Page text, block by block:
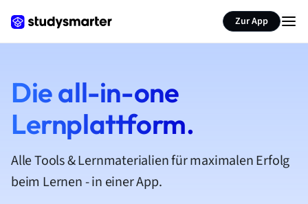
Zur App
Die all-in-one
Lernplattform.
Alle Tools & Lernmaterialien für maximalen Erfolg
beim Lernen - in einer App.